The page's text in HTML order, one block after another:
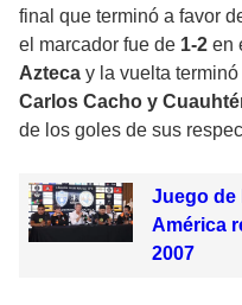
final que terminó a favor
el marcador fue de 1-2 en
Azteca y la vuelta
Carlos Cacho y
de los goles de sus
Juego de
América
2007